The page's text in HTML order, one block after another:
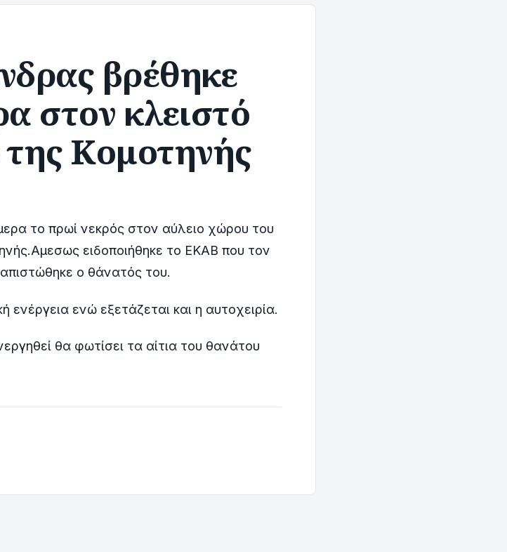
βρέθηκε
στον κλειστό
Κομοτηνής
το πρωί νεκρός στον αύλειο χώρου του
ειδοποιήθηκε το ΕΚΑΒ που τον
ο θάνατός του.
ενέργεια ενώ εξετάζεται και η αυτοχειρία.
θα φωτίσει τα αίτια του θανάτου